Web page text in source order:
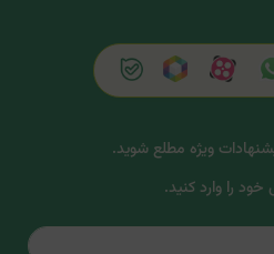
ویژه مطلع شوید.
را وارد کنید.